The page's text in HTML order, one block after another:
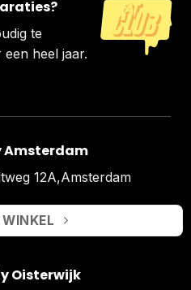
te
heel jaar.
12A,Amsterdam
Oisterwijk